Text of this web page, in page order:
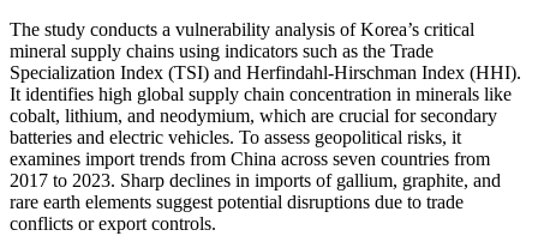
The study conducts a vulnerability analysis of Korea’s critical
mineral supply chains using indicators such as the Trade
Specialization Index (TSI) and Herfindahl-Hirschman Index (HHI).
It identifies high global supply chain concentration in minerals like
cobalt, lithium, and neodymium, which are crucial for secondary
batteries and electric vehicles. To assess geopolitical risks, it
examines import trends from China across seven countries from
2017 to 2023. Sharp declines in imports of gallium, graphite, and
rare earth elements suggest potential disruptions due to trade
conflicts or export controls.